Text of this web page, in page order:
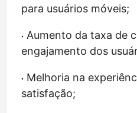
para usuários móveis;
Aumento da taxa de
engajamento dos
Melhoria na
satisfação;